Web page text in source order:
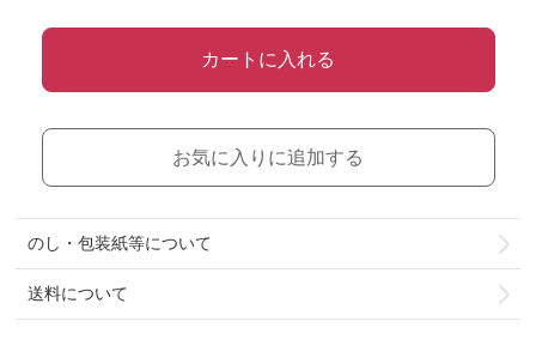
カートに入れる
お気に入りに追加する
のし・包装紙等について
送料について